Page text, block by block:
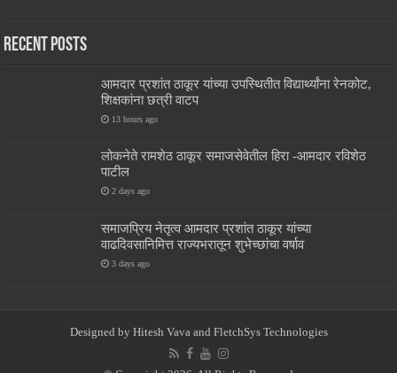
Recent Posts
आमदार प्रशांत ठाकूर यांच्या उपस्थितीत विद्यार्थ्यांना रेनकोट,
शिक्षकांना छत्री वाटप
13 hours ago
लोकनेते रामशेठ ठाकूर समाजसेवेतील हिरा -आमदार रविशेठ
पाटील
2 days ago
समाजप्रिय नेतृत्व आमदार प्रशांत ठाकूर यांच्या
वाढदिवसानिमित्त राज्यभरातून शुभेच्छांचा वर्षाव
3 days ago
Designed by Hitesh Vava and FletchSys Technologies